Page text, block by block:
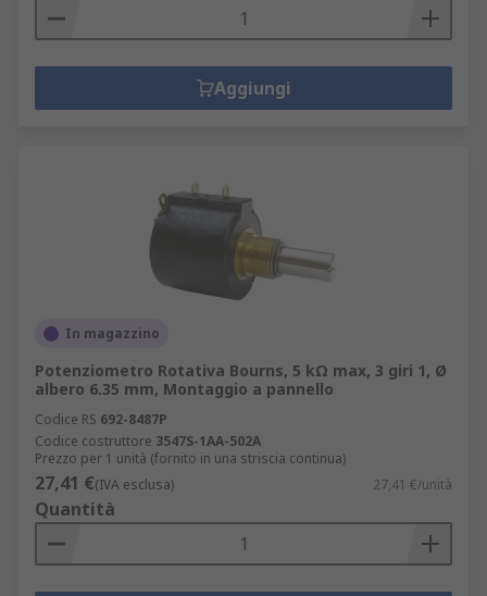
Aggiungi
In magazzino
Potenziometro Rotativa Bourns, 5 kΩ max, 3 giri 1, Ø
albero 6.35 mm, Montaggio a pannello
Codice RS 692-8487P
Codice costruttore 3547S-1AA-502A
Prezzo per 1 unità (fornito in una striscia continua)
27,41 €(IVA esclusa) 27,41 €/unità
Quantità